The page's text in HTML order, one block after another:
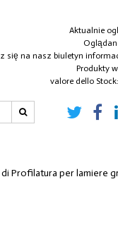
Aktualnie
się na nasz biuletyn
Produkty
valore dello Stock:
di Profilatura per lamiere